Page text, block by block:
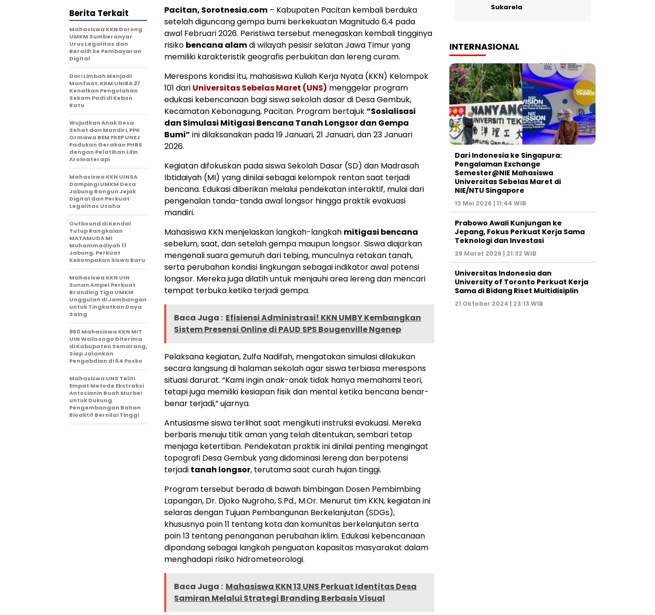
Pacitan, Sorotnesia.com – Kabupaten Pacitan kembali berduka
setelah diguncang gempa bumi berkekuatan Magnitudo 6,4 pada
awal Februari 2026. Peristiwa tersebut menegaskan kembali tingginya
risiko bencana alamdi wilayah pesisir selatan Jawa Timur yang
memiliki karakteristik geografis perbukitan dan lereng curam.
Merespons kondisi itu, mahasiswa Kuliah Kerja Nyata (KKN) Kelompok
101 dari Universitas Sebelas Maret (UNS) menggelar program
edukasi kebencanaan bagi siswa sekolah dasar di Desa Gembuk,
Kecamatan Kebonagung, Pacitan. Program bertajuk“Sosialisasi
dan Simulasi Mitigasi Bencana Tanah Longsor dan Gempa
Bumi” ini dilaksanakan pada 19 Januari, 21 Januari, dan 23 Januari
2026.
Kegiatan difokuskan pada siswa Sekolah Dasar (SD) dan Madrasah
Ibtidaiyah (MI) yang dinilai sebagai kelompok rentan saat terjadi
bencana. Edukasi diberikan melalui pendekatan interaktif, mulai dari
pengenalan tanda-tanda awal longsor hingga praktik evakuasi
mandiri.
Mahasiswa KKN menjelaskan langkah-langkah mitigasi bencana
sebelum, saat, dan setelah gempa maupun longsor. Siswa diajarkan
mengenali suara gemuruh dari tebing, munculnya retakan tanah,
serta perubahan kondisi lingkungan sebagai indikator awal potensi
longsor. Mereka juga dilatih untuk menjauhi area lereng dan mencari
tempat terbuka ketika terjadi gempa.
Baca Juga : Efisiensi Administrasi! KKN UMBY Kembangkan
Sistem Presensi Online di PAUD SPS Bougenville Ngenep
Pelaksana kegiatan, Zulfa Nadifah, mengatakan simulasi dilakukan
secara langsung di halaman sekolah agar siswa terbiasa merespons
situasi darurat. “Kami ingin anak-anak tidak hanya memahami teori,
tetapi juga memiliki kesiapan fisik dan mental ketika bencana benar-
benar terjadi,” ujarnya.
Antusiasme siswa terlihat saat mengikuti instruksi evakuasi. Mereka
berbaris menuju titik aman yang telah ditentukan, sembari tetap
menjaga ketertiban. Pendekatan praktik ini dinilai penting mengingat
topografi Desa Gembuk yang didominasi lereng dan berpotensi
terjadi tanah longsor, terutama saat curah hujan tinggi.
Program tersebut berada di bawah bimbingan Dosen Pembimbing
Lapangan, Dr. Djoko Nugroho, S.Pd., M.Or. Menurut tim KKN, kegiatan ini
selaras dengan Tujuan Pembangunan Berkelanjutan (SDGs),
khususnya poin 11 tentang kota dan komunitas berkelanjutan serta
poin 13 tentang penanganan perubahan iklim. Edukasi kebencanaan
dipandang sebagai langkah penguatan kapasitas masyarakat dalam
menghadapi risiko hidrometeorologi.
Baca Juga : Mahasiswa KKN 13 UNS Perkuat Identitas Desa
Samiran Melalui Strategi Branding Berbasis Visual
Berita Terkait
Mahasiswa KKN Dorong
UMKM Sumberanyar
Urus Legalitas dan
Beralih ke Pembayaran
Digital
Dari Limbah Menjadi
Manfaat, KKM UNIBA 27
Kenalkan Pengolahan
Sekam Padi di Kebon
Ratu
Wujudkan Anak Desa
Sehat dan Mandiri, PPK
Ormawa BEM FKEP UNEJ
Padukan Gerakan PHBS
dengan Pelatihan Lilin
Aromaterapi
Mahasiswa KKN UINSA
Dampingi UMKM Desa
Jabung Bangun Jejak
Digital dan Perkuat
Legalitas Usaha
Outbound di Kendal
Tutup Rangkaian
MATAMUDA MI
Muhammadiyah 11
Jabung, Perkuat
Kekompakan Siswa Baru
Mahasiswa KKN UIN
Sunan Ampel Perkuat
Branding Tiga UMKM
Unggulan di Jambangan
untuk Tingkatkan Daya
Saing
960 Mahasiswa KKN MIT
UIN Walisongo Diterima
di Kabupaten Semarang,
Siap Jalankan
Pengabdian di 64 Posko
Mahasiswa UNS Teliti
Empat Metode Ekstraksi
Antosianin Buah Murbei
untuk Dukung
Pengembangan Bahan
Bioaktif Bernilai Tinggi
Sukarela
INTERNASIONAL
Dari Indonesia ke Singapura:
Pengalaman Exchange
Semester@NIE Mahasiswa
Universitas Sebelas Maret di
NIE/NTU Singapore
13 Mei 2026 | 11:44 WIB
Prabowo Awali Kunjungan ke
Jepang, Fokus Perkuat Kerja Sama
Teknologi dan Investasi
29 Maret 2026 | 21:32 WIB
Universitas Indonesia dan
University of Toronto Perkuat Kerja
Sama di Bidang Riset Multidisiplin
21 Oktober 2024 | 23:13 WIB